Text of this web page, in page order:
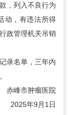
，列入不良行为
动，有违法所得
政管理机关吊销
录名单，三年内
赤峰市肿瘤医院
2025年9月1日